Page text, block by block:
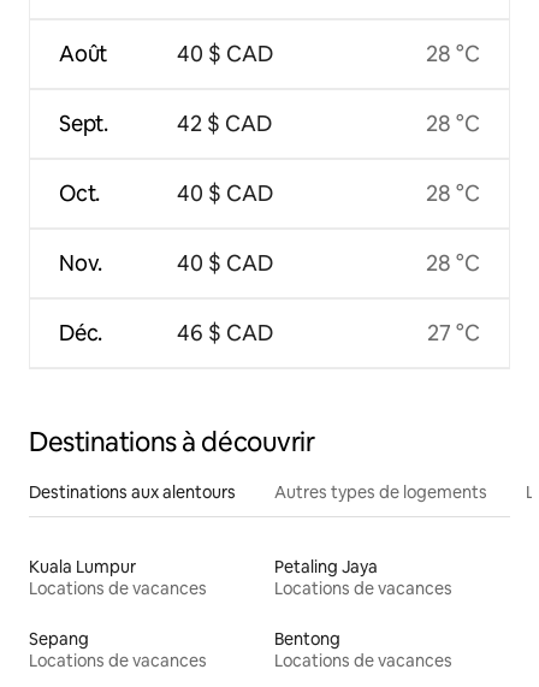
Août
Sept.
Oct.
Nov.
Déc.
40 $ CAD
42 $ CAD
40 $ CAD
40 $ CAD
46 $ CAD
28 °C
28 °C
28 °C
28 °C
27 °C
Destinations à découvrir
Destinations aux alentours Autres types de logements
Kuala Lumpur
Locations de vacances
Petaling Jaya
Locations de vacances
Sepang
Locations de vacances
Bentong
Locations de vacances